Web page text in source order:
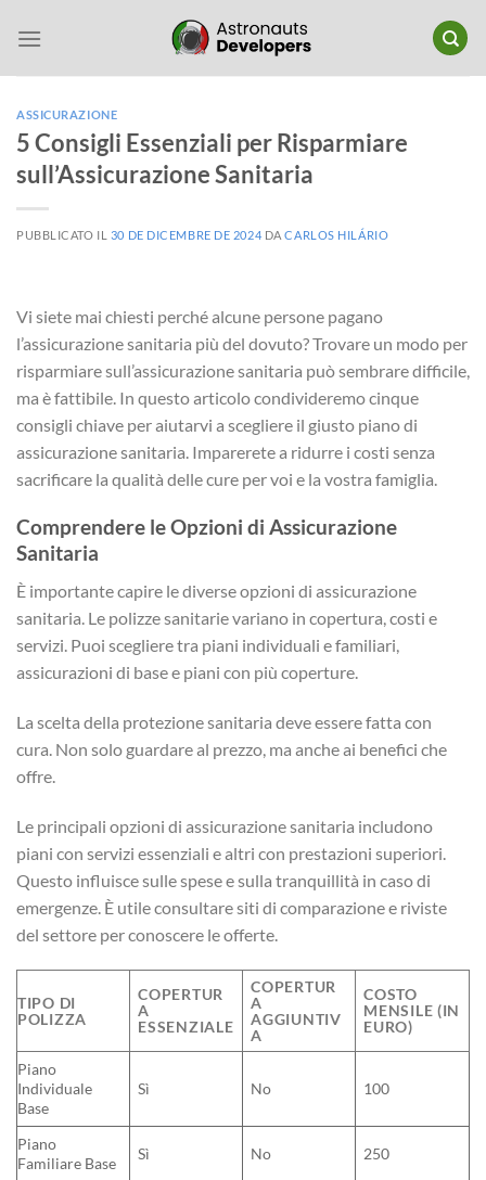
ASSICURAZIONE
5 Consigli Essenziali per Risparmiare
sull’Assicurazione Sanitaria
PUBBLICATO IL 30 DE DICEMBRE DE 2024 DACARLOS HILÁRIO
Vi siete mai chiesti perché alcune persone pagano
l’assicurazione sanitaria più del dovuto? Trovare un modo per
risparmiare sull’assicurazione sanitaria può sembrare difficile,
ma è fattibile. In questo articolo condivideremo cinque
consigli chiave per aiutarvi a scegliere il giusto piano di
assicurazione sanitaria. Imparerete a ridurre i costi senza
sacrificare la qualità delle cure per voi e la vostra famiglia.
Comprendere le Opzioni di Assicurazione
Sanitaria
È importante capire le diverse opzioni di assicurazione
sanitaria. Le polizze sanitarie variano in copertura, costi e
servizi. Puoi scegliere tra piani individuali e familiari,
assicurazioni di base e piani con più coperture.
La scelta della protezione sanitaria deve essere fatta con
cura. Non solo guardare al prezzo, ma anche ai benefici che
offre.
Le principali opzioni di assicurazione sanitaria includono
piani con servizi essenziali e altri con prestazioni superiori.
Questo influisce sulle spese e sulla tranquillità in caso di
emergenze. È utile consultare siti di comparazione e riviste
del settore per conoscere le offerte.
TIPO DI
POLIZZA
COPERTUR
A
ESSENZIALE
COPERTUR
A
AGGIUNTIV
A
COSTO
MENSILE (IN
EURO)
Piano
Individuale
Base
Sì No 100
Piano
Familiare Base
Sì No 250